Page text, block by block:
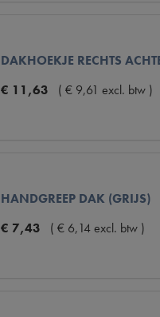
DAKHOEKJE RECHTS
€ 11 ,63 ( € 9,61 excl. btw )
HANDGREEP DAK (GRIJS)
€ 7,43 ( € 6,14excl. btw )